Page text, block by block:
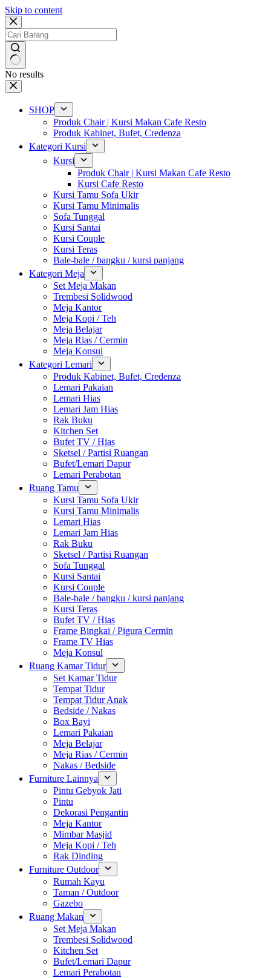
Skip to content
No results
SHOP
Produk Chair | Kursi Makan Cafe Resto
Produk Kabinet, Bufet, Credenza
Kategori Kursi
Kursi
Produk Chair | Kursi Makan Cafe Resto
Kursi Cafe Resto
Kursi Tamu Sofa Ukir
Kursi Tamu Minimalis
Sofa Tunggal
Kursi Santai
Kursi Couple
Kursi Teras
Bale-bale / bangku / kursi panjang
Kategori Meja
Set Meja Makan
Trembesi Solidwood
Meja Kantor
Meja Kopi / Teh
Meja Belajar
Meja Rias / Cermin
Meja Konsul
Kategori Lemari
Produk Kabinet, Bufet, Credenza
Lemari Pakaian
Lemari Hias
Lemari Jam Hias
Rak Buku
Kitchen Set
Bufet TV / Hias
Sketsel / Partisi Ruangan
Bufet/Lemari Dapur
Lemari Perabotan
Ruang Tamu
Kursi Tamu Sofa Ukir
Kursi Tamu Minimalis
Lemari Hias
Lemari Jam Hias
Rak Buku
Sketsel / Partisi Ruangan
Sofa Tunggal
Kursi Santai
Kursi Couple
Bale-bale / bangku / kursi panjang
Kursi Teras
Bufet TV / Hias
Frame Bingkai / Pigura Cermin
Frame TV Hias
Meja Konsul
Ruang Kamar Tidur
Set Kamar Tidur
Tempat Tidur
Tempat Tidur Anak
Bedside / Nakas
Box Bayi
Lemari Pakaian
Meja Belajar
Meja Rias / Cermin
Nakas / Bedside
Furniture Lainnya
Pintu Gebyok Jati
Pintu
Dekorasi Pengantin
Meja Kantor
Mimbar Masjid
Meja Kopi / Teh
Rak Dinding
Furniture Outdoor
Rumah Kayu
Taman / Outdoor
Gazebo
Ruang Makan
Set Meja Makan
Trembesi Solidwood
Kitchen Set
Bufet/Lemari Dapur
Lemari Perabotan